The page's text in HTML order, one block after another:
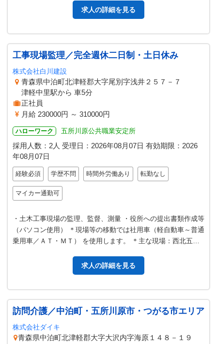
求人の詳細を見る
工事現場監理／完全週休二日制・土日休み
株式会社白川建設
青森県中泊町北津軽郡大字尾別字浅井２５７－７
津軽中里駅から 車5分
正社員
月給 230000円 ～ 310000円
ハローワーク 五所川原公共職業安定所
採用人数：2人 受理日： 2026年08月07日 有効期限： 2026
年08月07日
経験必須 学歴不問 時間外労働あり 転勤なし
マイカー通勤可
・土木工事現場の監理、監督、測量 ・役所への提出書類作成等
（パソコン使用） ＊現場等の移動では社用車（軽自動車～普通
乗用車／ＡＴ・ＭＴ） を使用します。 ＊主な現場：西北五地
求人の詳細を見る
訪問介護／中泊町・五所川原市・つがる市エリア
株式会社ダイキ
青森県中泊町北津軽郡大字大沢内字海原１４８－１９